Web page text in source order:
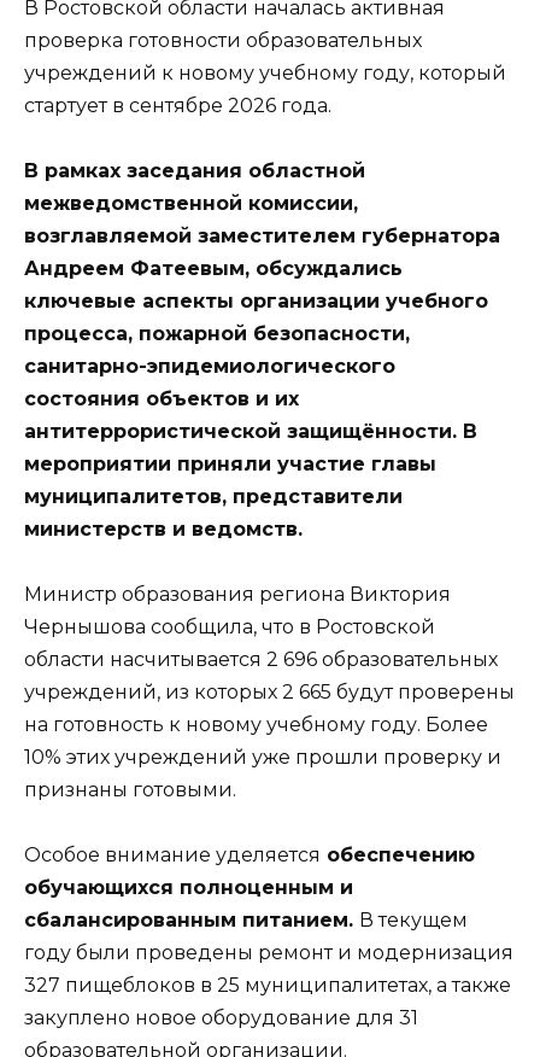
В Ростовской области началась активная
проверка готовности образовательных
учреждений к новому учебному году, который
стартует в сентябре 2026 года.
В рамках заседания областной
межведомственной комиссии,
возглавляемой заместителем губернатора
Андреем Фатеевым, обсуждались
ключевые аспекты организации учебного
процесса, пожарной безопасности,
санитарно-эпидемиологического
состояния объектов и их
антитеррористической защищённости. В
мероприятии приняли участие главы
муниципалитетов, представители
министерств и ведомств.
Министр образования региона Виктория
Чернышова сообщила, что в Ростовской
области насчитывается 2 696 образовательных
учреждений, из которых 2 665 будут проверены
на готовность к новому учебному году. Более
10% этих учреждений уже прошли проверку и
признаны готовыми.
Особое внимание уделяется обеспечению
обучающихся полноценным и
сбалансированным питанием. В текущем
году были проведены ремонт и модернизация
327 пищеблоков в 25 муниципалитетах, а также
закуплено новое оборудование для 31
образовательной организации.